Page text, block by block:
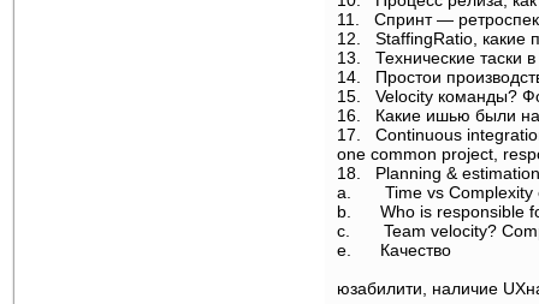
11. Спринт —
12. StaffingRatio, какие
13. Технические таски
14. Простои
15. Velocity команды?
16. Какие ишью были
17. Continuous
one common project,
18. Planning & estimation
a. Time vs
b. Who is responsible
c. Team velocity?
e. Качество
юзабилити, наличие